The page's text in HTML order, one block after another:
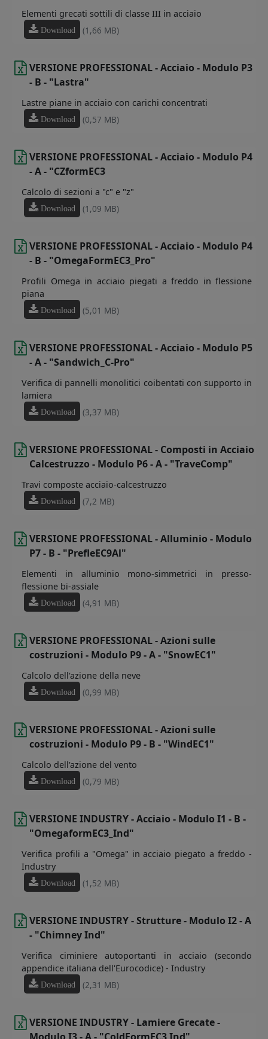
Elementi grecati sottili di classe III in acciaio
Download (1,66 MB)
VERSIONE PROFESSIONAL - Acciaio - Modulo P3
- B - "Lastra"
Lastre piane in acciaio con carichi concentrati
Download (0,57 MB)
VERSIONE PROFESSIONAL - Acciaio - Modulo P4
- A - "CZformEC3
Calcolo di sezioni a "c" e "z"
Download (1,09 MB)
VERSIONE PROFESSIONAL - Acciaio - Modulo P4
- B - "OmegaFormEC3_Pro"
Profili Omega in acciaio piegati a freddo in flessione
piana
Download (5,01 MB)
VERSIONE PROFESSIONAL - Acciaio - Modulo P5
- A - "Sandwich_C-Pro"
Verifica di pannelli monolitici coibentati con supporto in
lamiera
Download (3,37 MB)
VERSIONE PROFESSIONAL - Composti in Acciaio
Calcestruzzo - Modulo P6 - A - "TraveComp"
Travi composte acciaio-calcestruzzo
Download (7,2 MB)
VERSIONE PROFESSIONAL - Alluminio - Modulo
P7 - B - "PrefleEC9Al"
Elementi in alluminio mono-simmetrici in presso-
flessione bi-assiale
Download (4,91 MB)
VERSIONE PROFESSIONAL - Azioni sulle
costruzioni - Modulo P9 - A - "SnowEC1"
Calcolo dell'azione della neve
Download (0,99 MB)
VERSIONE PROFESSIONAL - Azioni sulle
costruzioni - Modulo P9 - B - "WindEC1"
Calcolo dell'azione del vento
Download (0,79 MB)
VERSIONE INDUSTRY - Acciaio - Modulo I1 - B -
"OmegaformEC3_Ind"
Verifica profili a "Omega" in acciaio piegato a freddo -
Industry
Download (1,52 MB)
VERSIONE INDUSTRY - Strutture - Modulo I2 - A
- "Chimney Ind"
Verifica ciminiere autoportanti in acciaio (secondo
appendice italiana dell'Eurocodice) - Industry
Download (2,31 MB)
VERSIONE INDUSTRY - Lamiere Grecate -